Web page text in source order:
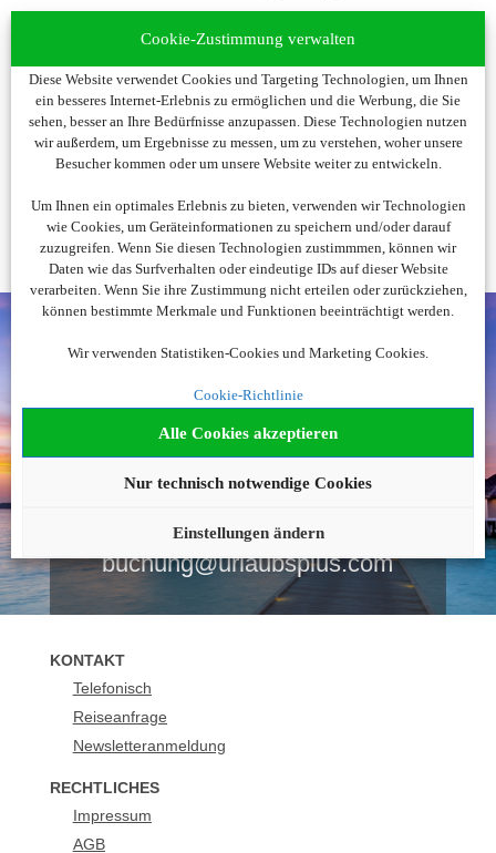
Cookie-Zustimmung verwalten
Diese Website verwendet Cookies und Targeting Technologien, um Ihnen
ein besseres Internet-Erlebnis zu ermöglichen und die Werbung, die Sie
sehen, besser an Ihre Bedürfnisse anzupassen. Diese Technologien nutzen
wir außerdem, um Ergebnisse zu messen, um zu verstehen, woher unsere
Besucher kommen oder um unsere Website weiter zu entwickeln.
Um Ihnen ein optimales Erlebnis zu bieten, verwenden wir Technologien
wie Cookies, um Geräteinformationen zu speichern und/oder darauf
zuzugreifen. Wenn Sie diesen Technologien zustimmmen, können wir
Daten wie das Surfverhalten oder eindeutige IDs auf dieser Website
verarbeiten. Wenn Sie ihre Zustimmung nicht erteilen oder zurückziehen,
können bestimmte Merkmale und Funktionen beeinträchtigt werden.
Wir verwenden Statistiken-Cookies und Marketing Cookies.
Cookie-Richtlinie
Alle Cookies akzeptieren
Nur technisch notwendige Cookies
Einstellungen ändern
Um diesen Inhalt darzustellen, aktivieren Sie bitte
die Cookies. Es werden ggf. personenbezogene
Daten verarbeitet.
Cookies akzeptieren
Noch nicht fündig
geworden?
Wir beraten Sie gerne!
+43 1 2530510
buchung@urlaubsplus.com
KONTAKT
Telefonisch
Reiseanfrage
Newsletteranmeldung
RECHTLICHES
Impressum
AGB